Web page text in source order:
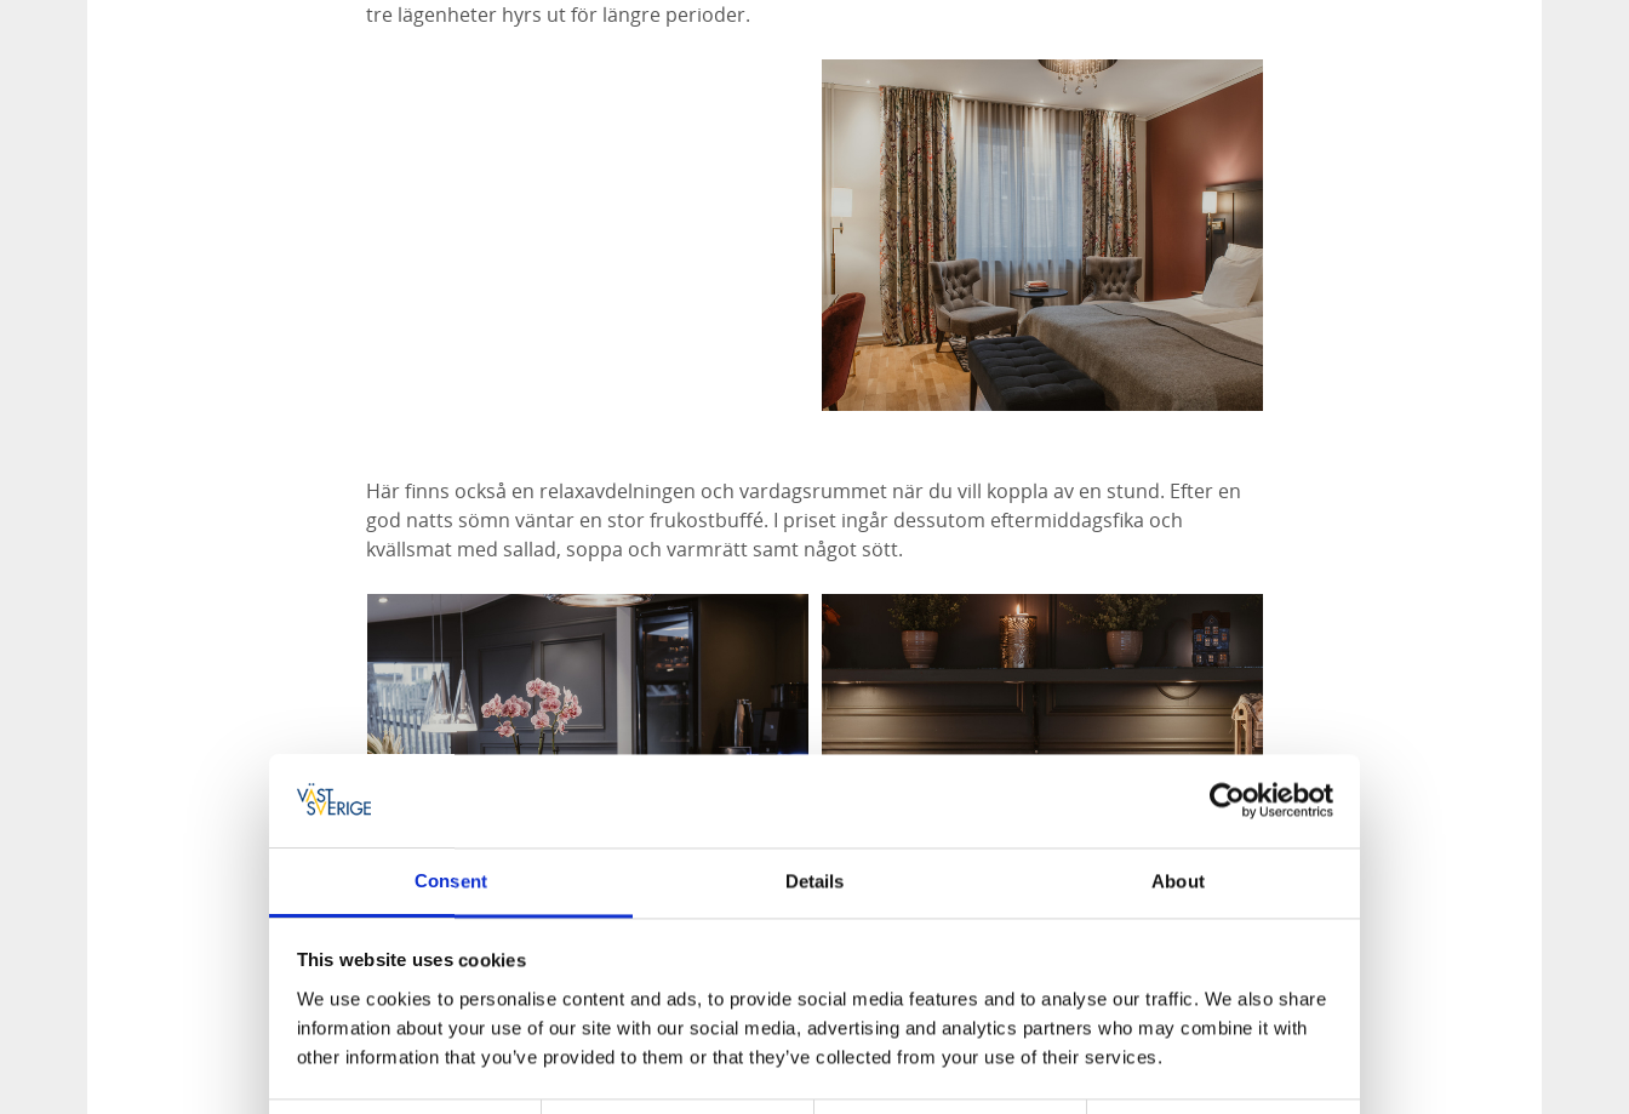
Consent Details About
This website uses cookies
We use cookies to personalise content and ads, to provide social media features and to analyse our traffic. We also share
information about your use of our site with our social media, advertising and analytics partners who may combine it with
other information that you’ve provided to them or that they’ve collected from your use of their services.
tre lägenheter hyrs ut för längre perioder.
Här finns också en relaxavdelningen och vardagsrummet när du vill koppla av en stund. Efter en
god natts sömn väntar en stor frukostbuffé. I priset ingår dessutom eftermiddagsfika och
kvällsmat med sallad, soppa och varmrätt samt något sött.
Träning och relax
Träna gärna på hotellets gym med bland annat fria vikter, löpband och träningscykel. Vill du